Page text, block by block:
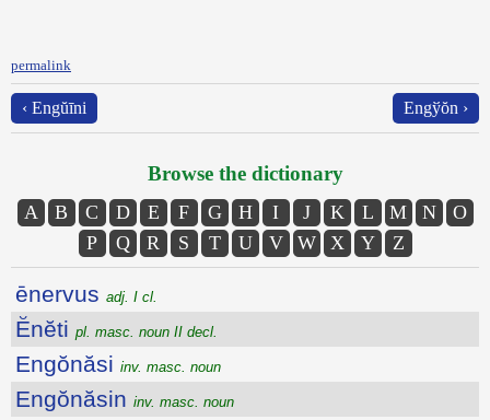
permalink
‹ Engŭīni Engўŏn ›
Browse the dictionary
A B C D E F G H I J K L M N
O
P
Q R S T U V W X Y Z
ēnervus adj. I cl.
Ĕnĕti pl. masc. noun II decl.
Engŏnăsi inv. masc. noun
Engŏnăsin inv. masc. noun